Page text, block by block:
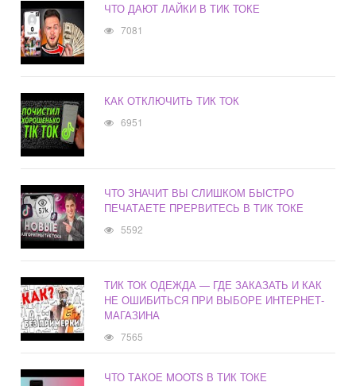
ЧТО ДАЮТ ЛАЙКИ В ТИК ТОКЕ
7081
КАК ОТКЛЮЧИТЬ ТИК ТОК
6951
ЧТО ЗНАЧИТ ВЫ СЛИШКОМ БЫСТРО
ПЕЧАТАЕТЕ ПРЕРВИТЕСЬ В ТИК ТОКЕ
5592
ТИК ТОК ОДЕЖДА — ГДЕ ЗАКАЗАТЬ И КАК
НЕ ОШИБИТЬСЯ ПРИ ВЫБОРЕ ИНТЕРНЕТ-
МАГАЗИНА
7565
ЧТО ТАКОЕ MOOTS В ТИК ТОКЕ